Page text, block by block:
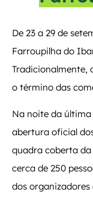
De 23 a 29 de
Farroupilha do
Tradicionalmente,
o término das
Na noite da
abertura oficial
quadra coberta
cerca de 250
dos